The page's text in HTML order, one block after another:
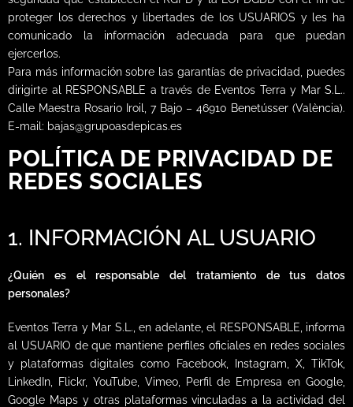
proteger los derechos y libertades de los USUARIOS y les ha
comunicado la información adecuada para que puedan
ejercerlos.
Para más información sobre las garantías de privacidad, puedes
dirigirte al RESPONSABLE a través de Eventos Terra y Mar S.L..
Calle Maestra Rosario Iroil, 7 Bajo – 46910 Benetússer (València).
E-mail: bajas@grupoasdepicas.es
POLÍTICA DE PRIVACIDAD DE
REDES SOCIALES
1. INFORMACIÓN AL USUARIO
¿Quién es el responsable del tratamiento de tus datos
personales?
Eventos Terra y Mar S.L., en adelante, el RESPONSABLE, informa
al USUARIO de que mantiene perfiles oficiales en redes sociales
y plataformas digitales como Facebook, Instagram, X, TikTok,
LinkedIn, Flickr, YouTube, Vimeo, Perfil de Empresa en Google,
Google Maps y otras plataformas vinculadas a la actividad del